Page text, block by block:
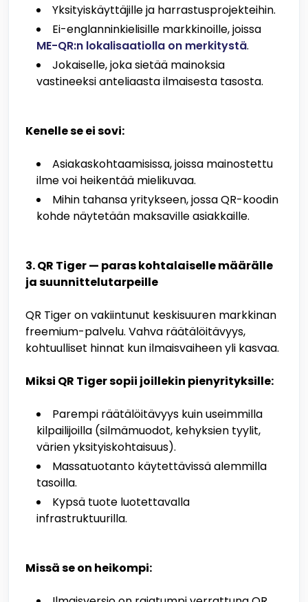
Yksityiskäyttäjille ja harrastusprojekteihin.
Ei-englanninkielisille markkinoille, joissa
ME-QR:n lokalisaatiolla on merkitystä.
Jokaiselle, joka sietää mainoksia
vastineeksi anteliaasta ilmaisesta tasosta.
Kenelle se ei sovi:
Asiakaskohtaamisissa, joissa mainostettu
ilme voi heikentää mielikuvaa.
Mihin tahansa yritykseen, jossa QR-koodin
kohde näytetään maksaville asiakkaille.
3. QR Tiger — paras kohtalaiselle määrälle
ja suunnittelutarpeille
QR Tiger on vakiintunut keskisuuren markkinan
freemium-palvelu. Vahva räätälöitävyys,
kohtuulliset hinnat kun ilmaisvaiheen yli kasvaa.
Miksi QR Tiger sopii joillekin pienyrityksille:
Parempi räätälöitävyys kuin useimmilla
kilpailijoilla (silmämuodot, kehyksien tyylit,
värien yksityiskohtaisuus).
Massatuotanto käytettävissä alemmilla
tasoilla.
Kypsä tuote luotettavalla
infrastruktuurilla.
Missä se on heikompi: